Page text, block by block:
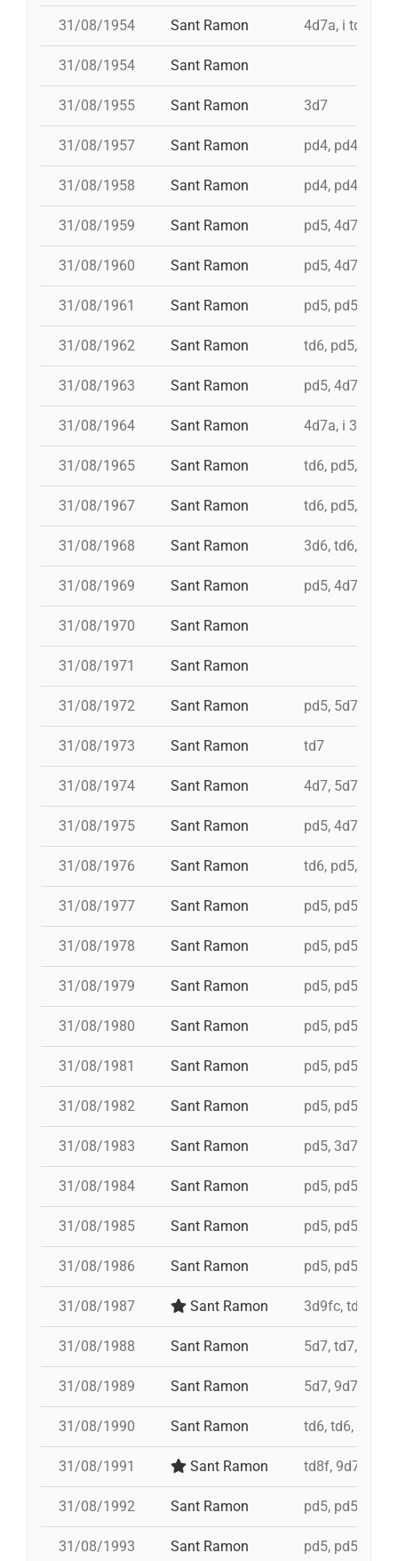
31/08/1954 Sant Ramon 4d7a, i td7
31/08/1954 Sant Ramon
31/08/1955 Sant Ramon 3d7
31/08/1957 Sant Ramon pd4, pd4, pd4,
31/08/1958 Sant Ramon pd4, pd4, pd5,
31/08/1959 Sant Ramon pd5, 4d7, 3d7
31/08/1960 Sant Ramon pd5, 4d7a, i
31/08/1961 Sant Ramon pd5, pd5, 3d7,
31/08/1962 Sant Ramon td6, pd5, 4d7,
31/08/1963 Sant Ramon pd5, 4d7a, i
31/08/1964 Sant Ramon 4d7a, i 3d7s, i
31/08/1965 Sant Ramon td6, pd5, 4d7,
31/08/1967 Sant Ramon td6, pd5, pd5,
31/08/1968 Sant Ramon 3d6, td6, pd5,
31/08/1969 Sant Ramon pd5, 4d7, i
31/08/1970 Sant Ramon
31/08/1971 Sant Ramon
31/08/1972 Sant Ramon pd5, 5d7, td7,
31/08/1973 Sant Ramon td7
31/08/1974 Sant Ramon 4d7, 5d7,
31/08/1975 Sant Ramon pd5, 4d7,
31/08/1976 Sant Ramon td6, pd5, pd5,
31/08/1977 Sant Ramon pd5, pd5, pd5,
31/08/1978 Sant Ramon pd5, pd5, pd5,
31/08/1979 Sant Ramon pd5, pd5, pd5,
31/08/1980 Sant Ramon pd5, pd5, pd5,
31/08/1981 Sant Ramon pd5, pd5, pd5,
31/08/1982 Sant Ramon pd5, pd5, pd5,
31/08/1983 Sant Ramon pd5, 3d7c,
31/08/1984 Sant Ramon pd5, pd5, pd5,
31/08/1985 Sant Ramon pd5, pd5, pd5,
31/08/1986 Sant Ramon pd5, pd5, pd5,
31/08/1987 Sant Ramon 3d9fc, td7,
31/08/1988 Sant Ramon 5d7, td7, id
31/08/1989 Sant Ramon 5d7, 9d7, 4d8
31/08/1990 Sant Ramon td6, td6, id
31/08/1991 Sant Ramon td8f, 9d7, 5d7,
31/08/1992 Sant Ramon pd5, pd5, pd5,
31/08/1993 Sant Ramon pd5, pd5, pd5,